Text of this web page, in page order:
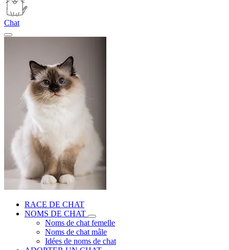
Chat
RACE DE CHAT
NOMS DE CHAT
Noms de chat femelle
Noms de chat mâle
Idées de noms de chat